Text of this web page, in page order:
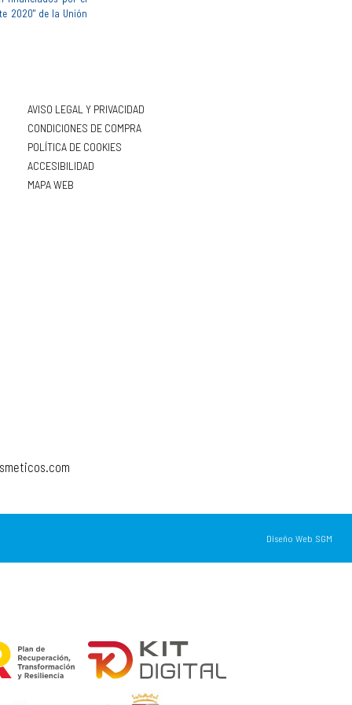
2020" de la Unión
AVISO LEGAL Y PRIVACIDAD
CONDICIONES DE COMPRA
POLÍTICA DE COOKIES
ACCESIBILIDAD
MAPA WEB
Diseño Web SGM